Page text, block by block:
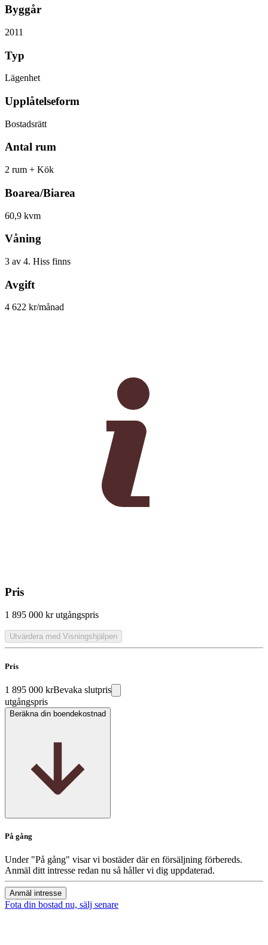
Byggår
2011
Typ
Lägenhet
Upplåtelseform
Bostadsrätt
Antal rum
2 rum + Kök
Boarea/Biarea
60,9 kvm
Våning
3 av 4. Hiss finns
Avgift
4 622 kr/månad
Pris
1 895 000 kr utgångspris
Utvärdera med Visningshjälpen
Pris
1 895 000 krBevaka slutpris
utgångspris
Beräkna din boendekostnad
På gång
Under "På gång" visar vi bostäder där en försäljning förbereds.
Anmäl ditt intresse redan nu så håller vi dig uppdaterad.
Anmäl intresse
Fota din bostad nu, sälj senare